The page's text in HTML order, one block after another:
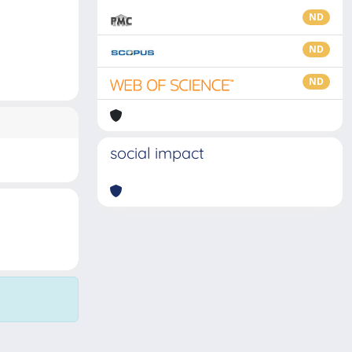
ND
ND
ND
social impact